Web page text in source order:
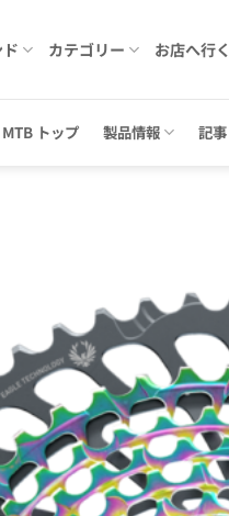
カテゴリー お店へ行く
トップ 製品情報 記事